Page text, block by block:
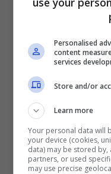
Francesca De
reazioni però
da farle pensare
sarebbero risolte.
aggressione
successo tutto
guardava la tv
Personalised
content
services
Store and/or
Learn more
Your personal data will
your device (cookies,
data) may be stored by,
partners, or used
may use precise